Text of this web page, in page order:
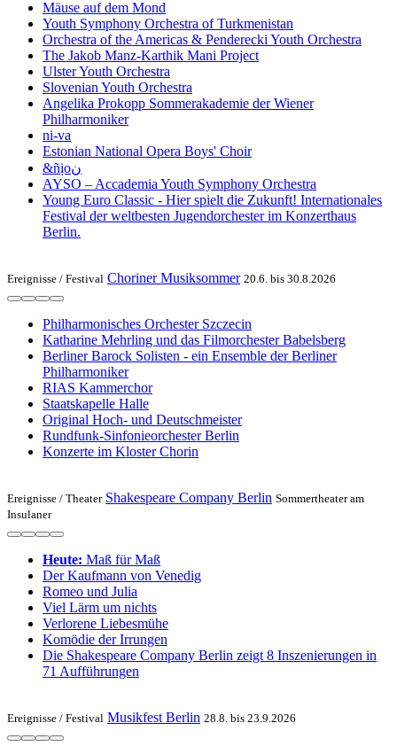
Mäuse auf dem Mond
Youth Symphony Orchestra of Turk­menistan
Or­ches­tra of the Ameri­cas & Pen­de­recki Youth Orchestra
The Jakob Manz-Karthik Mani Project
Ulster Youth Or­chestra
Slo­ve­ni­an Youth Orchestra
Angelika Pro­kopp Som­mer­akademie der Wiener
Philharmoniker
ni-va
Estonian National Opera Boys' Choir
&ñịoن
AYSO – Accademia Youth Symphony Orchestra
Young Euro Classic - Hier spielt die Zukunft! Internationales
Festival der weltbesten Jugendorchester im Konzerthaus
Berlin.
Ereignisse / Festival Choriner Musiksommer 20.6. bis 30.8.2026
Philharmonisches Orchester Szczecin
Katharine Mehrling und das Filmorchester Babelsberg
Berliner Barock Solisten - ein Ensemble der Berliner
Philharmoniker
RIAS Kammerchor
Staatskapelle Halle
Original Hoch- und Deutschmeister
Rundfunk-Sinfonieorchester Berlin
Konzerte im Kloster Chorin
Ereignisse / Theater Shakespeare Company Berlin Sommertheater am
Insulaner
Heute: Maß für Maß
Der Kaufmann von Venedig
Romeo und Julia
Viel Lärm um nichts
Verlorene Liebesmühe
Komödie der Irrungen
Die Shakespeare Company Berlin zeigt 8 Inszenierungen in
71 Aufführungen
Ereignisse / Festival Musikfest Berlin 28.8. bis 23.9.2026